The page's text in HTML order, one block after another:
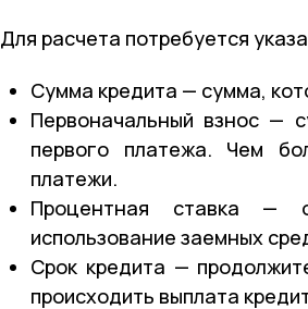
Для расчета потребуется
Сумма кредита — сумма,
Первоначальный взнос —
первого платежа. Чем
платежи.
Процентная ставка —
использование заемных
Срок кредита —
происходить выплата